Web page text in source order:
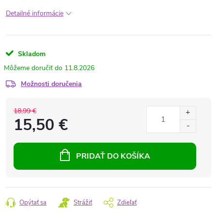
Detailné informácie
Skladom
11.8.2026
Možnosti doručenia
18,99 €
15,50 €
PRIDAŤ DO KOŠÍKA
Opýtať sa Strážiť Zdieľať